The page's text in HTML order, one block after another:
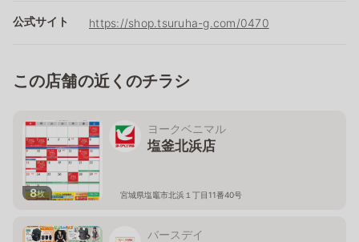
公式サイト https://shop.tsuruha-g.com/0470
この店舗の近くのチラシ
8枚
ヨークベニマル
塩釜北浜店
宮城県塩竈市北浜１丁目11番40号
バースデイ